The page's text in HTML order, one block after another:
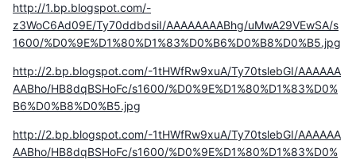
http://1.bp.blogspot.com/-
z3WoC6Ad09E/Ty70ddbdsiI/AAAAAAAABhg/uMwA29VEwSA/s
1600/%D0%9E%D1%80%D1%83%D0%B6%D0%B8%D0%B5.jpg
http://2.bp.blogspot.com/-1tHWfRw9xuA/Ty70tslebGI/AAAAAA
AABho/HB8dqBSHoFc/s1600/%D0%9E%D1%80%D1%83%D0%
B6%D0%B8%D0%B5.jpg
http://2.bp.blogspot.com/-1tHWfRw9xuA/Ty70tslebGI/AAAAAA
AABho/HB8dqBSHoFc/s1600/%D0%9E%D1%80%D1%83%D0%